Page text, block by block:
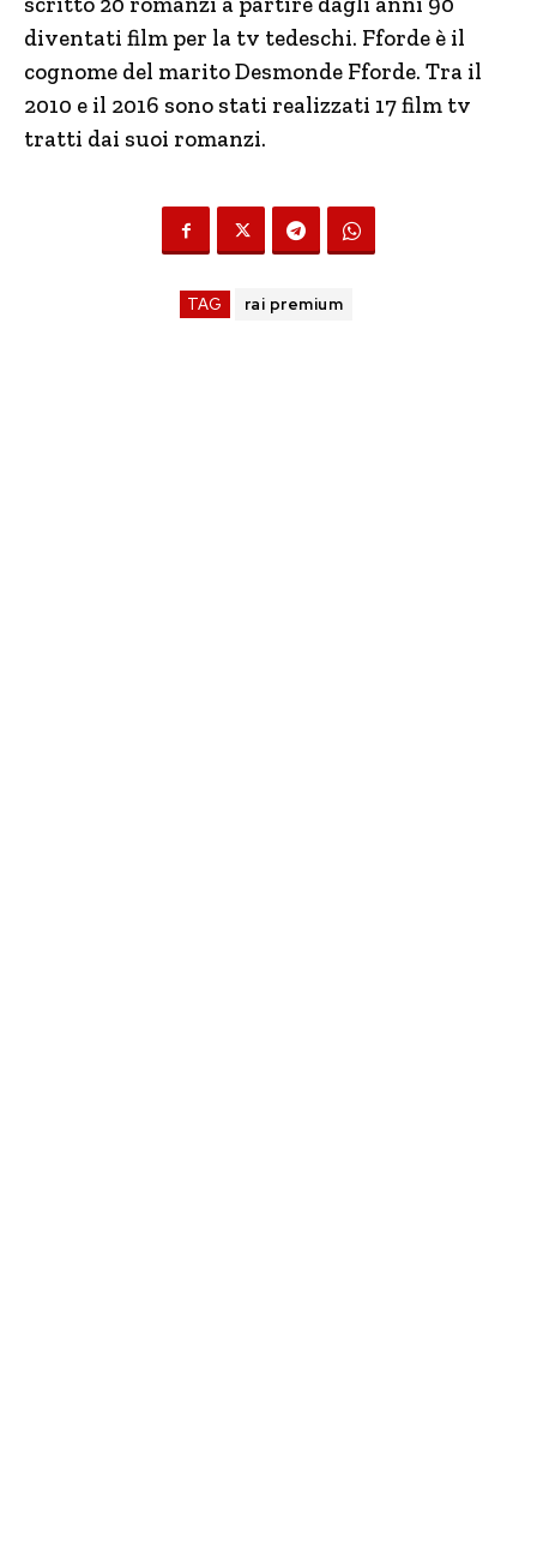
diventati film per la tv tedeschi. Fforde è il
cognome del marito Desmonde Fforde. Tra il
2010 e il 2016 sono stati realizzati 17 film tv
tratti dai suoi romanzi.
TAG rai premium